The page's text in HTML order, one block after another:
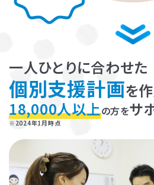
一人ひとりに合わせた
個別支援計画を
18,000人以上の方をサ
※2024年1月時点
お子さまのやる気
保護者さまの
ストレ
子育ての工夫を学ぶこ
よくある質問
ペアレントトレーニングを受講すると
お子さまに対する適切な関わり方がわ
た、これまで1500名以上の方が受講
が減った」「今まで何回言ってもやっ
なった」など、多くの方にご好評をいた